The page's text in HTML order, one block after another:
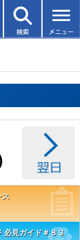
必見ガイド＃８３